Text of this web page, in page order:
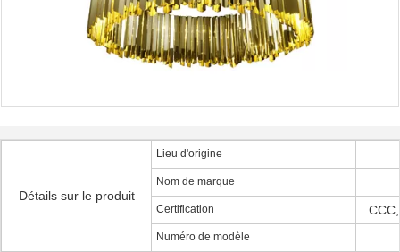
Détails sur le produit
Lieu d'origine
Nom de marque
Certification
Numéro de modèle